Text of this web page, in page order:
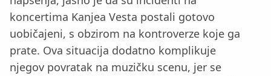
koncertima Kanjea Vesta postali gotovo
uobičajeni, s obzirom na kontroverze koje ga
prate. Ova situacija dodatno komplikuje
njegov povratak na muzičku scenu, jer se